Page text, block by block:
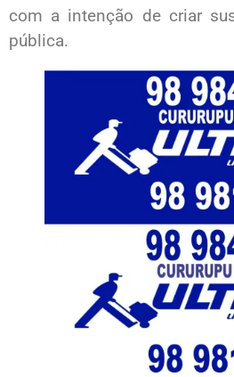
com a intenção de criar
pública.